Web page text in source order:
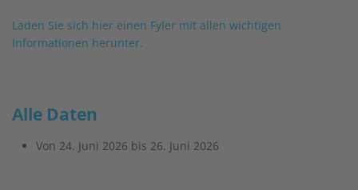
Laden Sie sich hier einen Fyler mit allen wichtigen
Informationen herunter.
Alle Daten
Von 24. Juni 2026 bis 26. Juni 2026